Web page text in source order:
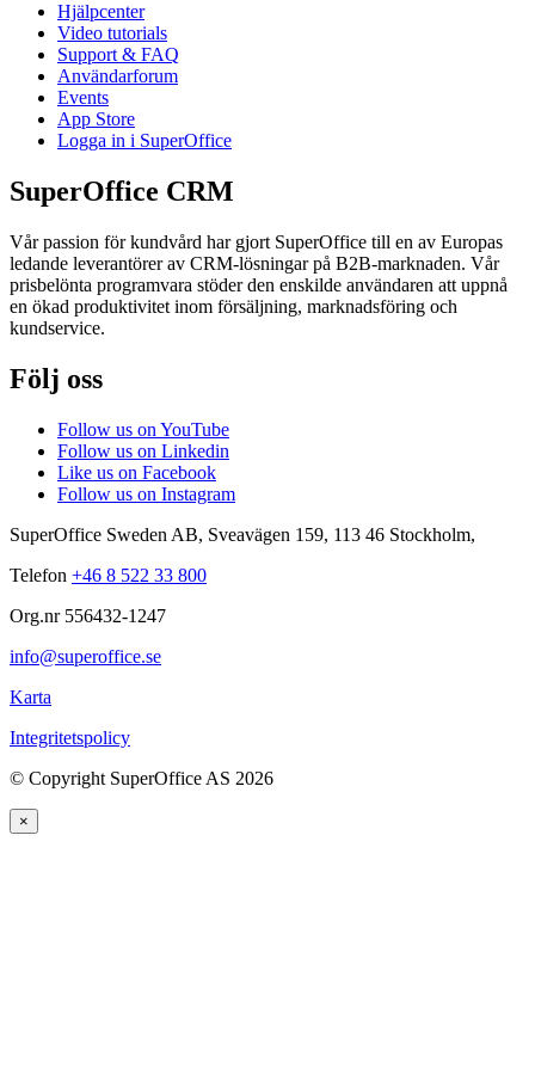
Hjälpcenter
Video tutorials
Support & FAQ
Användarforum
Events
App Store
Logga in i SuperOffice
SuperOffice CRM
Vår passion för kundvård har gjort SuperOffice till en av Europas
ledande leverantörer av CRM-lösningar på B2B-marknaden. Vår
prisbelönta programvara stöder den enskilde användaren att uppnå
en ökad produktivitet inom försäljning, marknadsföring och
kundservice.
Följ oss
Follow us on YouTube
Follow us on Linkedin
Like us on Facebook
Follow us on Instagram
SuperOffice Sweden AB, Sveavägen 159, 113 46 Stockholm,
Telefon +46 8 522 33 800
Org.nr 556432-1247
info@superoffice.se
Karta
Integritetspolicy
© Copyright SuperOffice AS 2026
×